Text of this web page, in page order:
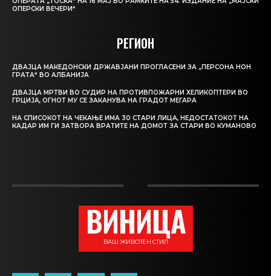
ОПЕРСКИ ВЕЧЕРИ“
РЕГИОН
ДВАЈЦА МАКЕДОНСКИ ДРЖАВЈАНИ ПРОГЛАСЕНИ ЗА „ПЕРСОНА НОН
ГРАТА“ ВО АЛБАНИЈА
ДВАЈЦА МРТВИ ВО СУДИР НА ПРОТИВПОЖАРНИ ХЕЛИКОПТЕРИ ВО
ГРЦИЈА, ОГНОТ МУ СЕ ЗАКАНУВА НА ГРАДОТ МЕГАРА
НА СПИСОКОТ НА ЧЕКАЊЕ ИМА 30 СТАРИ ЛИЦА, НЕДОСТАТОКОТ НА
КАДАР ИМ ГИ ЗАТВОРА ВРАТИТЕ НА ДОМОТ ЗА СТАРИ ВО КУМАНОВО
ВИНИЦА
ВАШ ЖИВОТЕН СТИЛ